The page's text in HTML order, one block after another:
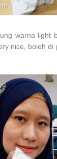
warna light
nice, boleh